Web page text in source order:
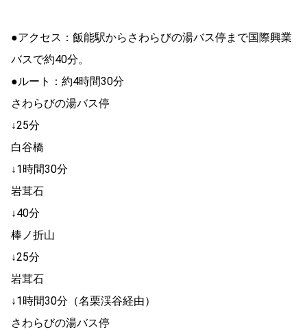
●アクセス：飯能駅からさわらびの湯バス停まで国際興業
バスで約40分。
●ルート：約4時間30分
さわらびの湯バス停
↓25分
白谷橋
↓1時間30分
岩茸石
↓40分
棒ノ折山
↓25分
岩茸石
↓1時間30分（名栗渓谷経由）
さわらびの湯バス停